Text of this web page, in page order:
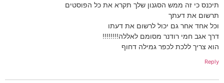
תיכנס כי זה ממש הסגנון שלך תקרא את כל הפוסטים
תרשום את דעתך
וכל אחד אחר גם יכול לרשום את דעתו
דרך אגב חמי רודנר מסומם לאללה!!!!!!!!
הוא צריך ללכת לכפר גמילה דחוף
Reply